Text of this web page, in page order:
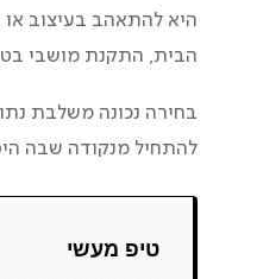
היא להתאהב בעיצוב
הבית, התקנת מושבי
בחירה נכונה משלבת
להתחיל מנקודה שבה
טיפ מעשי